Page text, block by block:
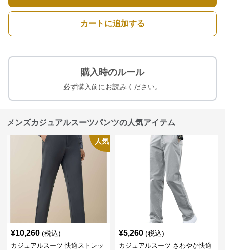
カートに追加する
購入時のルール
必ず購入前にお読みください。
メンズカジュアルスーツパンツの人気アイテム
人気
¥10,260 (税込)
カジュアルスーツ 快適ストレッ
¥5,260 (税込)
カジュアルスーツ さわやか快適